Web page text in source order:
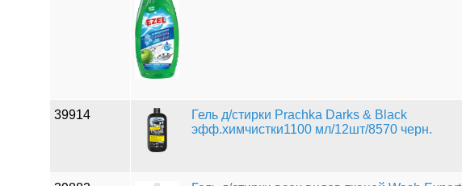
39914
Гель д/стирки Prachka Darks & Black
эфф.химчистки1100 мл/12шт/8570 черн.